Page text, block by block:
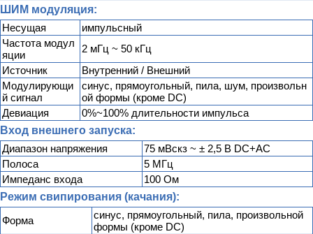
ШИМ модуляция:
Несущая
импульсный
Частота модул
яции
2 мГц ~ 50 кГц
Источник
Внутренний / Внешний
Модулирующи
й сигнал
синус, прямоугольный, пила, шум, произвольн
ой формы (кроме DC)
Девиация
0%~100% длительности импульса
Вход внешнего запуска:
Диапазон напряжения
75 мВскз ~ ± 2,5 В DC+AC
Полоса
5 МГц
Импеданс входа
100 Ом
Режим свипирования (качания):
Форма
синус, прямоугольный, пила, произвольной
формы (кроме DC)